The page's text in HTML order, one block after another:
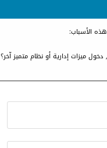
الأسباب:
ميزات إدارية أو نظام متميز آخر؟